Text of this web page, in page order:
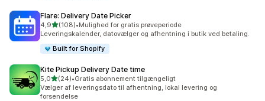
Flare: Delivery Date Picker
4,9ud af 5 stjerner
(108)
108 anmeldelser i alt
•Mulighed for gratis prøveperiode
Leveringskalender, datovælger og afhentning i butik ved betaling.
Built for Shopify
Kite Pickup Delivery Date time
5,0ud af 5 stjerner
(24)
24 anmeldelser i alt
•Gratis abonnement tilgængeligt
Vælger af leveringsdato til afhentning, lokal levering og
forsendelse